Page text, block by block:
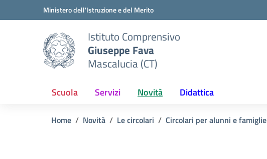
Vai ai contenuti
Vai al menu di navigazioneMinistero dell'Istruzione e del Merito
Istituto Comprensivo
Giuseppe Fava
Mascalucia (CT)
Scuola Servizi Novità Didattica
Home Novità Le circolari Circolari per alunni e famiglie